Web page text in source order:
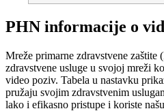
PHN informacije o
Mreže primarne zdravstvene zaštite (
zdravstvene usluge u svojoj mreži
video poziv. Tabela u nastavku
pružaju svojim zdravstvenim
lako i efikasno pristupe i koriste našu